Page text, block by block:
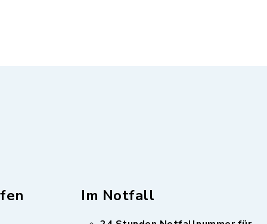
Im Notfall